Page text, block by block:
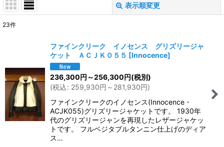
表示順変更
絞り込む
23件
ファインクリーク イノセンス グリズリージャ
ケット ＡＣＪＫ０５５ [Innocence]
236,300円 ～256,300円(税別)
(税込: 259,930円 ～281,930円)
ファインクリークのイノセンス(Innocence・
ACJK055)グリズリージャケットです。 1930年
代のグリズリージャンを再現したレザージャケッ
トです。 フルベジタブルタンニン仕上げのディア
ス…